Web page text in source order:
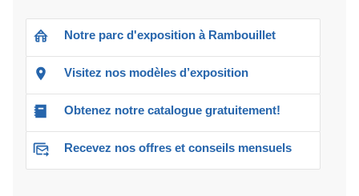
Notre parc d'exposition à Rambouillet
Visitez nos modèles d’exposition
Obtenez notre catalogue gratuitement!
Recevez nos offres et conseils mensuels